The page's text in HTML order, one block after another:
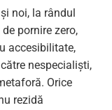
noi, la rândul
pornire zero,
accesibilitate,
nespecialiști,
Orice
rezidă